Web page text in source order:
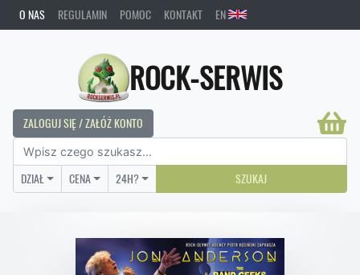
O NAS REGULAMIN POMOC KONTAKT EN
ROCK-SERWIS
ZALOGUJ SIĘ / ZAŁÓŻ KONTO
DZIAŁ CENA 24H? SZUKAJ